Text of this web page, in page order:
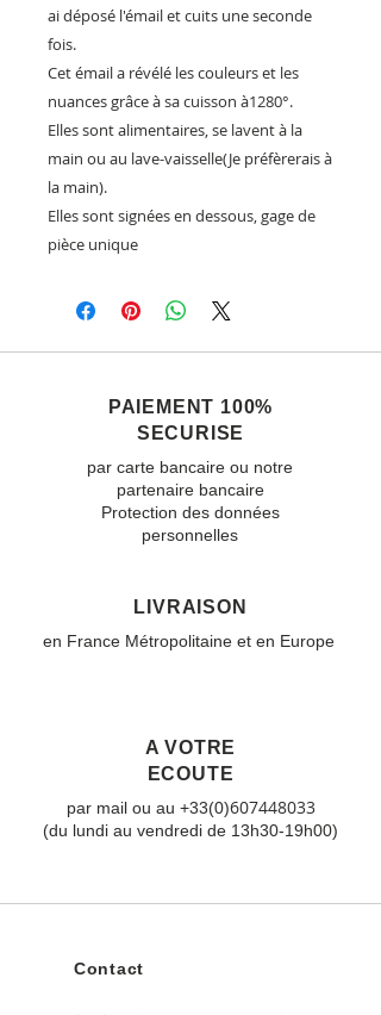
ai déposé l'émail et cuits une seconde
fois.
Cet émail a révélé les couleurs et les
nuances grâce à sa cuisson à1280°.
Elles sont alimentaires, se lavent à la
main ou au lave-vaisselle(Je préfèrerais à
la main).
Elles sont signées en dessous, gage de
pièce unique
PAIEMENT 100%
SECURISE
par carte bancaire ou notre
partenaire bancaire
Protection des données
personnelles
LIVRAISON
en France Métropolitaine et en Europe
A VOTRE
ECOUTE
par mail ou au +33(0)607448033
(du lundi au vendredi de 13h30-19h00)
Contact